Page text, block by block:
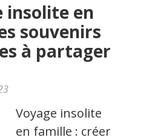
insolite en
souvenirs
à partager
Voyage insolite
en famille : créer